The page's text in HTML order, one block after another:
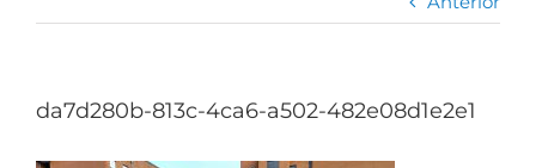
da7d280b-813c-4ca6-a502-482e08d1e2e1